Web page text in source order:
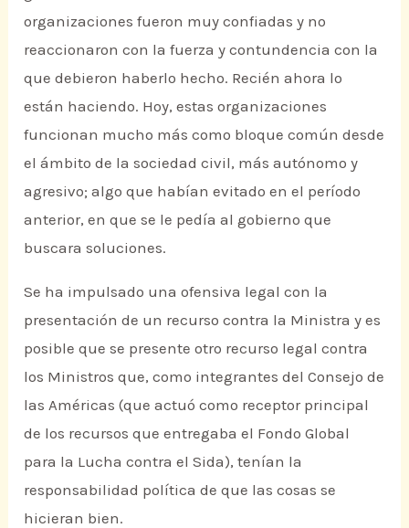
organizaciones fueron muy confiadas y no
reaccionaron con la fuerza y contundencia con la
que debieron haberlo hecho. Recién ahora lo
están haciendo. Hoy, estas organizaciones
funcionan mucho más como bloque común desde
el ámbito de la sociedad civil, más autónomo y
agresivo; algo que habían evitado en el período
anterior, en que se le pedía al gobierno que
buscara soluciones.
Se ha impulsado una ofensiva legal con la
presentación de un recurso contra la Ministra y es
posible que se presente otro recurso legal contra
los Ministros que, como integrantes del Consejo de
las Américas (que actuó como receptor principal
de los recursos que entregaba el Fondo Global
para la Lucha contra el Sida), tenían la
responsabilidad política de que las cosas se
hicieran bien.